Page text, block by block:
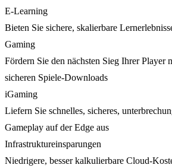
E-Learning
Bieten Sie sichere, skalierbare
Gaming
Fördern Sie den nächsten Sieg Ihrer Player
sicheren Spiele-Downloads
iGaming
Liefern Sie schnelles, sicheres,
Gameplay auf der Edge aus
Infrastruktureinsparungen
Niedrigere, besser kalkulierbare Cloud-